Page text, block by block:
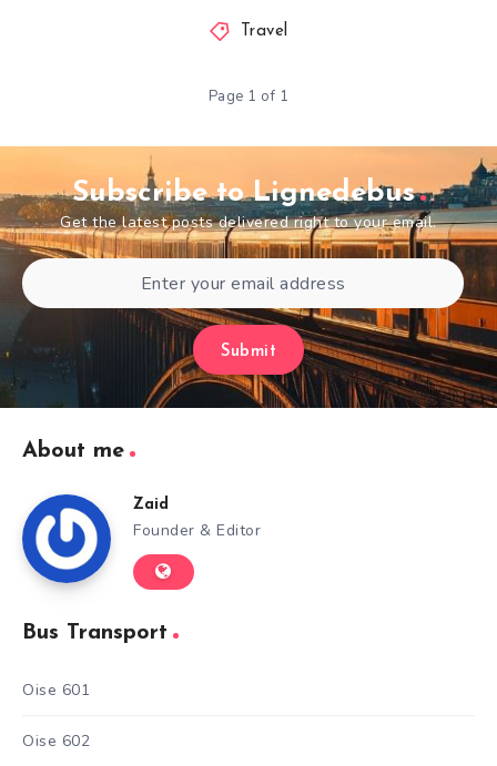
Travel
Page 1 of 1
Subscribe to Lignedebus
Get the latest posts delivered right to your email.
Submit
About me
Zaid
Founder & Editor
Bus Transport
Oise 601
Oise 602